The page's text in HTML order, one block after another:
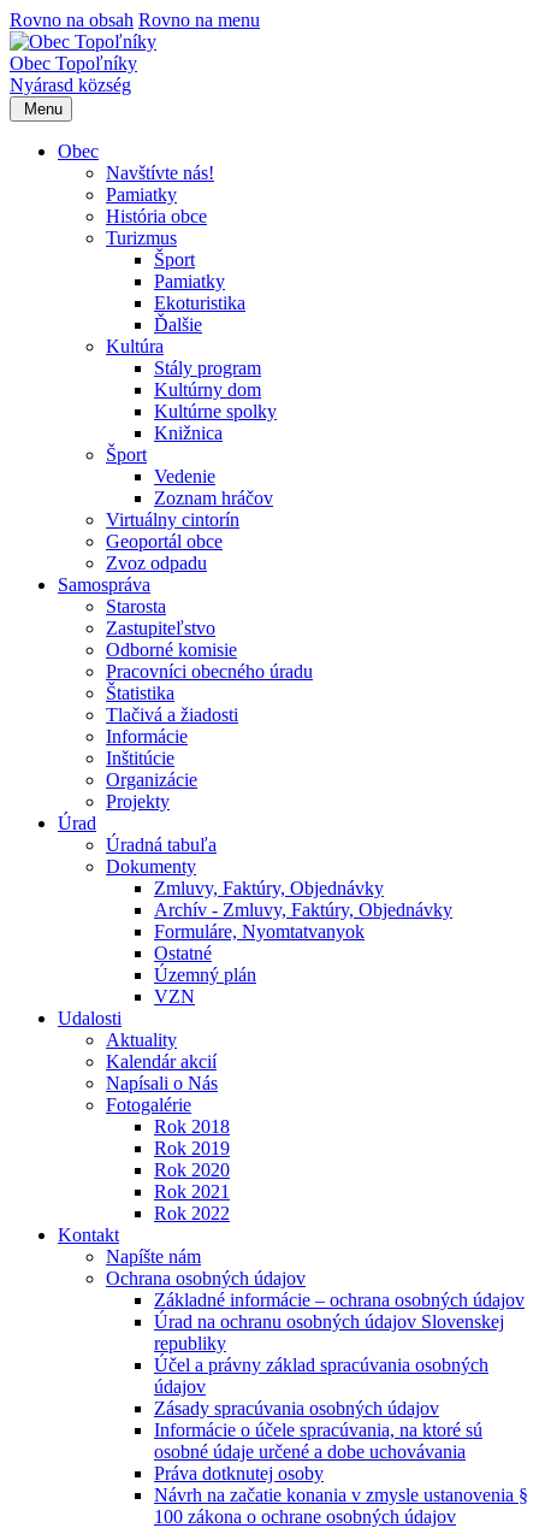
Rovno na obsah Rovno na menu
Obec Topoľníky
Nyárasd község
Menu
Obec
Navštívte nás!
Pamiatky
História obce
Turizmus
Šport
Pamiatky
Ekoturistika
Ďalšie
Kultúra
Stály program
Kultúrny dom
Kultúrne spolky
Knižnica
Šport
Vedenie
Zoznam hráčov
Virtuálny cintorín
Geoportál obce
Zvoz odpadu
Samospráva
Starosta
Zastupiteľstvo
Odborné komisie
Pracovníci obecného úradu
Štatistika
Tlačivá a žiadosti
Informácie
Inštitúcie
Organizácie
Projekty
Úrad
Úradná tabuľa
Dokumenty
Zmluvy, Faktúry, Objednávky
Archív - Zmluvy, Faktúry, Objednávky
Formuláre, Nyomtatvanyok
Ostatné
Územný plán
VZN
Udalosti
Aktuality
Kalendár akcií
Napísali o Nás
Fotogalérie
Rok 2018
Rok 2019
Rok 2020
Rok 2021
Rok 2022
Kontakt
Napíšte nám
Ochrana osobných údajov
Základné informácie – ochrana osobných údajov
Úrad na ochranu osobných údajov Slovenskej
republiky
Účel a právny základ spracúvania osobných
údajov
Zásady spracúvania osobných údajov
Informácie o účele spracúvania, na ktoré sú
osobné údaje určené a dobe uchovávania
Práva dotknutej osoby
Návrh na začatie konania v zmysle ustanovenia §
100 zákona o ochrane osobných údajov